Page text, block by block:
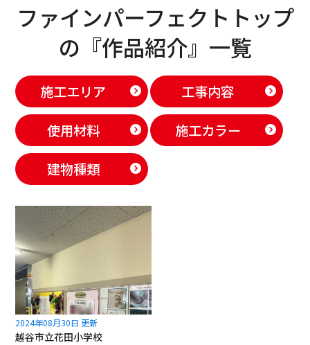
ファインパーフェクトトップ
の『作品紹介』一覧
施工エリア
工事内容
使用材料
施工カラー
建物種類
2024年08月30日 更新
越谷市立花田小学校